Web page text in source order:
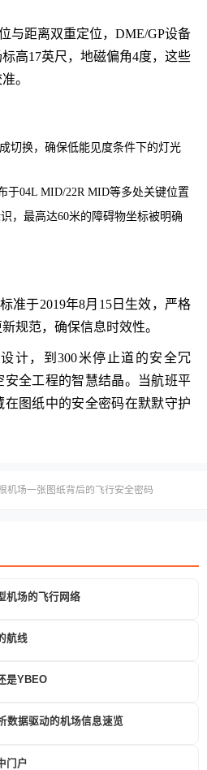
与距离双重定位，DME/GP设备
高17英尺，地磁偏角4度，这些
。
切换，确保低能见度条件下的灯光
于04L MID/22R MID等多处关键位置
，最高达60米的障碍物坐标被明确
准于2019年8月15日生效，严格
规范，确保信息时效性。
计，到300米停止道的安全冗
全工程的智慧结晶。当航班平
图纸中的安全密码在默默守护
机场一张图纸背后的飞行安全密码
机场的飞行网络
航线
是YBEO
数据驱动的机场信息速览
门户